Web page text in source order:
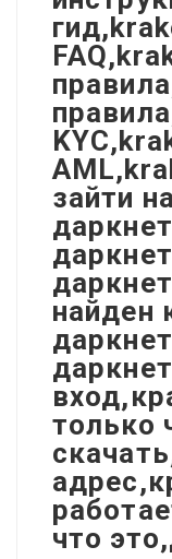
зайти
найден
только
что